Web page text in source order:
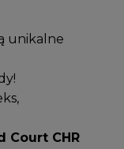
unikalne
Court CHR